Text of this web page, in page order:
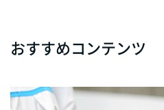
おすすめコンテンツ